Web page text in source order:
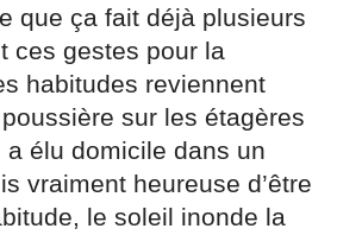
que ça fait déjà plusieurs
ces gestes pour la
habitudes reviennent
sur les étagères
a élu domicile dans un
vraiment heureuse d’être
le soleil inonde la